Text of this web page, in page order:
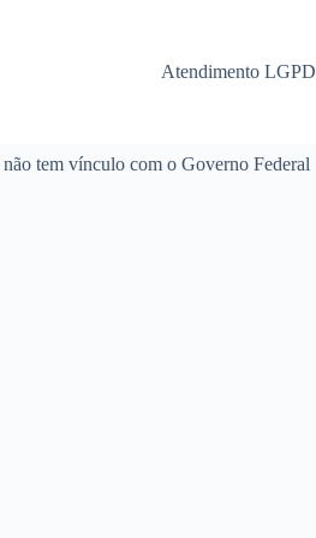
Atendimento LGPD
tem vínculo com o Governo Federal